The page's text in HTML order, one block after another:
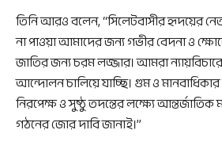
তিনি আরও বলেন, “সিলেটবাসীর হৃদয়ের
না পাওয়া আমাদের জন্য গভীর বেদনা ও
জাতির জন্য চরম লজ্জার। আমরা
আন্দোলন চালিয়ে যাচ্ছি। গুম ও
নিরপেক্ষ ও সুষ্ঠু তদন্তের লক্ষ্যে
গঠনের জোর দাবি জানাই।”